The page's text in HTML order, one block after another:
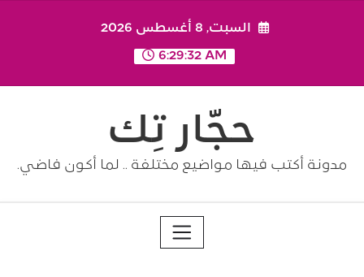
السبت, 8 أغسطس 2026
6:29:32 AM
حجّار تِك
مدونة أكتب فيها مواضيع مختلفة .. لما أكون فاضي.